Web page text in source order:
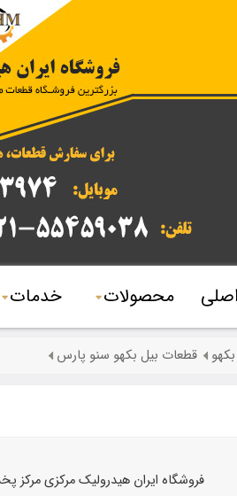
محصولات خدمات
قطعات بیل بکهو سنو پارس
فروشگاه ایران هیدرولیک مرکزی